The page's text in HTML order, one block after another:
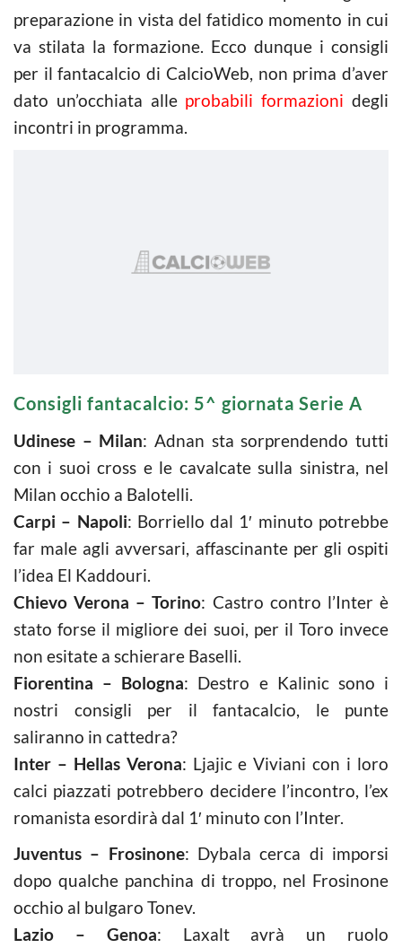
preparazione in vista del fatidico momento in cui
va stilata la formazione. Ecco dunque i consigli
per il fantacalcio di CalcioWeb, non prima d’aver
dato un’occhiata alle probabili formazioni degli
incontri in programma.
Consigli fantacalcio: 5^ giornata Serie A
Udinese – Milan: Adnan sta sorprendendo tutti
con i suoi cross e le cavalcate sulla sinistra, nel
Milan occhio a Balotelli.
Carpi – Napoli: Borriello dal 1′ minuto potrebbe
far male agli avversari, affascinante per gli ospiti
l’idea El Kaddouri.
Chievo Verona – Torino: Castro contro l’Inter è
stato forse il migliore dei suoi, per il Toro invece
non esitate a schierare Baselli.
Fiorentina – Bologna: Destro e Kalinic sono i
nostri consigli per il fantacalcio, le punte
saliranno in cattedra?
Inter – Hellas Verona: Ljajic e Viviani con i loro
calci piazzati potrebbero decidere l’incontro, l’ex
romanista esordirà dal 1′ minuto con l’Inter.
Juventus – Frosinone: Dybala cerca di imporsi
dopo qualche panchina di troppo, nel Frosinone
occhio al bulgaro Tonev.
Lazio – Genoa: Laxalt avrà un ruolo